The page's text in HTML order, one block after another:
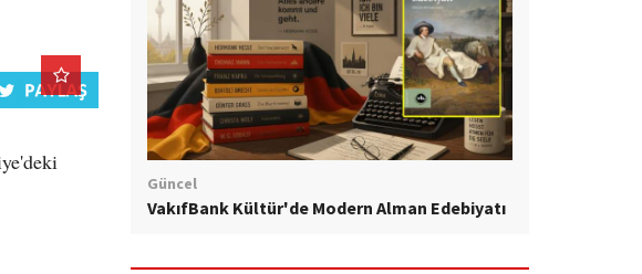
Güncel
VakıfBank Kültür'de Modern Alman Edebiyatı